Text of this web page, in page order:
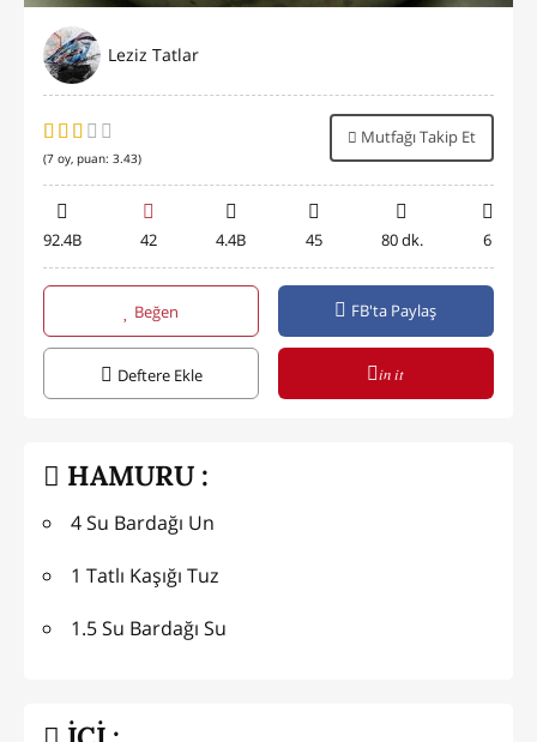
Leziz Tatlar
(7 oy, puan: 3.43)
Mutfağı Takip Et
92.4B 42 4.4B 45 80 dk. 6
Beğen FB'ta Paylaş
Deftere Ekle in it
HAMURU :
4 Su Bardağı Un
1 Tatlı Kaşığı Tuz
1.5 Su Bardağı Su